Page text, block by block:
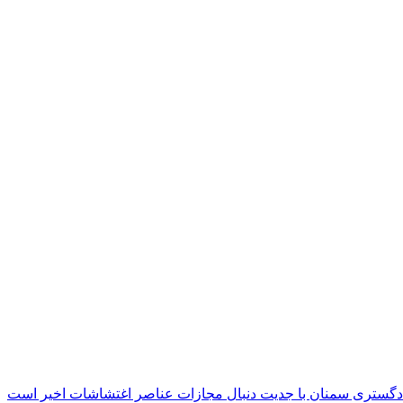
سمنان با جدیت دنبال مجازات عناصر اغتشاشات اخیر است